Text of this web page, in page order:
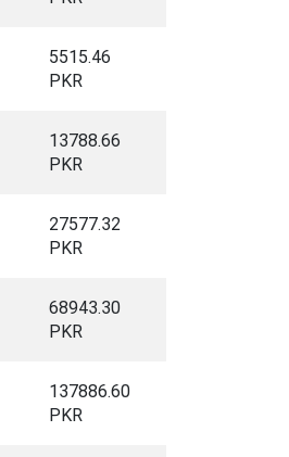
5515.46
PKR
13788.66
PKR
27577.32
PKR
68943.30
PKR
137886.60
PKR